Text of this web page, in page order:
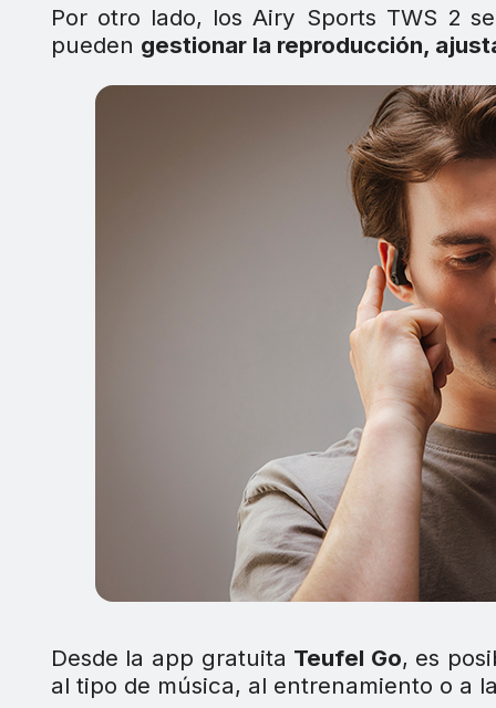
Por otro lado, los Airy Sports TWS 2
pueden gestionar la reproducción,
Desde la app gratuita Teufel Go, es
al tipo de música, al entrenamiento o a